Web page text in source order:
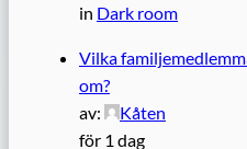
in Dark room
Vilka
om?
av:
Kåten
för 1 dag